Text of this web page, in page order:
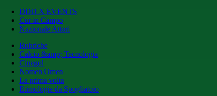
DDD X EVENTS
Cur in Campo
Nazionale Attori
Rubriche
Calcio &amp; Tecnologia
Cinegol
Nomen Omen
La prima volta
Etimologie da Spogliatoio